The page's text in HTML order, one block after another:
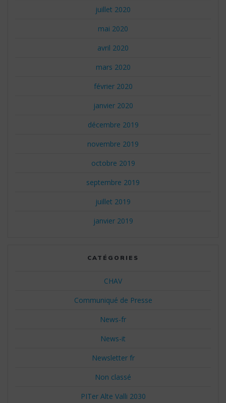
juillet 2020
mai 2020
avril 2020
mars 2020
février 2020
janvier 2020
décembre 2019
novembre 2019
octobre 2019
septembre 2019
juillet 2019
janvier 2019
CATÉGORIES
CHAV
Communiqué de Presse
News-fr
News-it
Newsletter fr
Non classé
PITer Alte Valli 2030